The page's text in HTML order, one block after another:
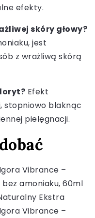
efekty.
skóry głowy?
jest
z wrażliwą skórą
Efekt
stopniowo blaknąc
pielęgnacji.
Vibrance –
bez amoniaku, 60ml
Ekstra
Vibrance –